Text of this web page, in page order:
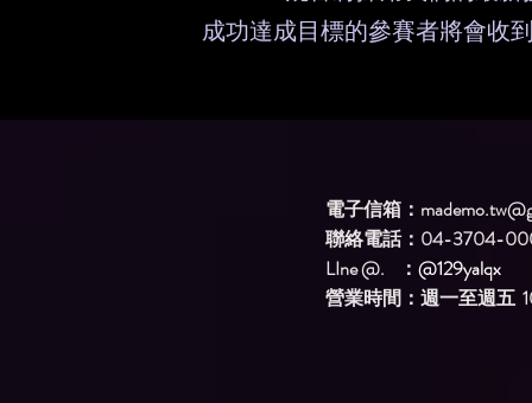
成功達成目標的參賽者將會收
電子信箱：
聯絡電話：04-3704-
LIne @. ： @129yalqx
營業時間：週一至週五